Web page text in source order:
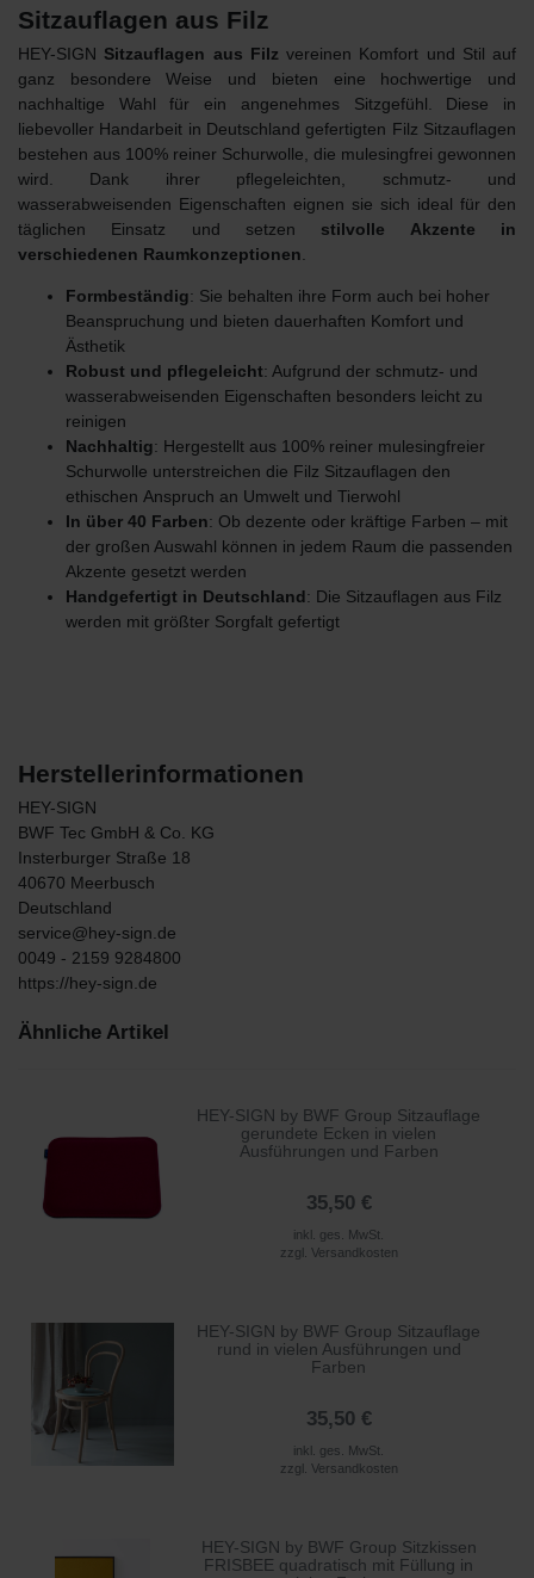
Sitzauflagen aus Filz
HEY-SIGN Sitzauflagen aus Filz vereinen Komfort und Stil auf
ganz besondere Weise und bieten eine hochwertige und
nachhaltige Wahl für ein angenehmes Sitzgefühl. Diese in
liebevoller Handarbeit in Deutschland gefertigten Filz Sitzauflagen
bestehen aus 100% reiner Schurwolle, die mulesingfrei gewonnen
wird. Dank ihrer pflegeleichten, schmutz- und
wasserabweisenden Eigenschaften eignen sie sich ideal für den
täglichen Einsatz und setzen stilvolle Akzente in
verschiedenen Raumkonzeptionen
Formbeständig: Sie behalten ihre Form auch bei hoher
Beanspruchung und bieten dauerhaften Komfort und
Ästhetik
Robust und pflegeleicht: Aufgrund der schmutz- und
wasserabweisenden Eigenschaften besonders leicht zu
reinigen
Nachhaltig: Hergestellt aus 100% reiner mulesingfreier
Schurwolle unterstreichen die Filz Sitzauflagen den
ethischen Anspruch an Umwelt und Tierwohl
In über 40 Farben: Ob dezente oder kräftige Farben – mit
der großen Auswahl können in jedem Raum die passenden
Akzente gesetzt werden
Handgefertigt in Deutschland: Die Sitzauflagen aus Filz
werden mit größter Sorgfalt gefertigt
Herstellerinformationen
HEY-SIGN
BWF Tec GmbH & Co. KG
Insterburger Straße 18
40670 Meerbusch
Deutschland
service@hey-sign.de
0049 - 2159 9284800
https://hey-sign.de
Ähnliche Artikel
HEY-SIGN by BWF Group Sitzauflage
gerundete Ecken in vielen
Ausführungen und Farben
35,50 €
inkl. ges. MwSt.
zzgl. Versandkosten
HEY-SIGN by BWF Group Sitzauflage
rund in vielen Ausführungen und
Farben
35,50 €
inkl. ges. MwSt.
zzgl. Versandkosten
HEY-SIGN by BWF Group Sitzkissen
FRISBEE quadratisch mit Füllung in